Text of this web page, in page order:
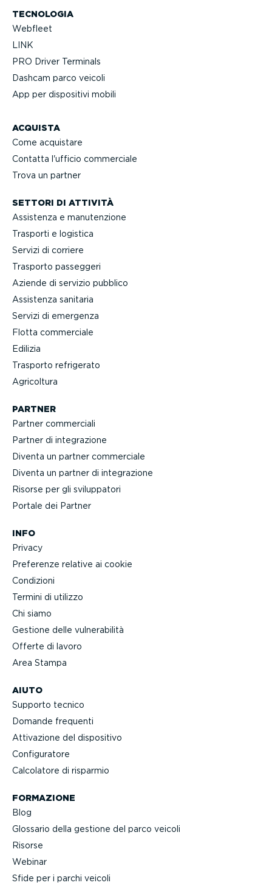
TECNOLOGIA
Webfleet
LINK
PRO Driver Terminals
Dashcam parco veicoli
App per dispositivi mobili
ACQUISTA
Come acquistare
Contatta l'ufficio commerciale
Trova un partner
SETTORI DI ATTIVITÀ
Assistenza e manuten­zione
Trasporti e logistica
Servizi di corriere
Trasporto passeggeri
Aziende di servizio pubblico
Assistenza sanitaria
Servizi di emergenza
Flotta commerciale
Edilizia
Trasporto refrigerato
Agricoltura
AIUTO
Supporto tecnico
Domande frequenti
Attivazione del dispositivo
Confi­gu­ratore
Calcolatore di risparmio
FORMAZIONE
Blog
Glossario della gestione del parco veicoli
Risorse
Webinar
Sfide per i parchi veicoli
PARTNER
Partner commerciali
Partner di integra­zione
Diventa un partner commerciale
Diventa un partner di integra­zione
Risorse per gli svilup­patori
Portale dei Partner
INFO
Privacy
Preferenze relative ai cookie
Condizioni
Termini di utilizzo
Chi siamo
Gestione delle vulne­ra­bilità
Offerte di lavoro
Area Stampa